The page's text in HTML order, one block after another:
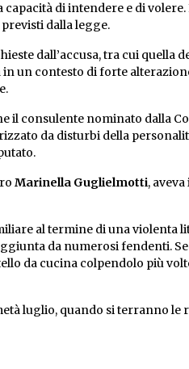
di intendere e di
dalla legge.
dall’accusa, tra cui quella
un contesto di forte
il consulente nominato dalla
da disturbi della
Marinella Guglielmotti,
al termine di una violenta
da numerosi fendenti.
da cucina colpendolo più
luglio, quando si terranno le